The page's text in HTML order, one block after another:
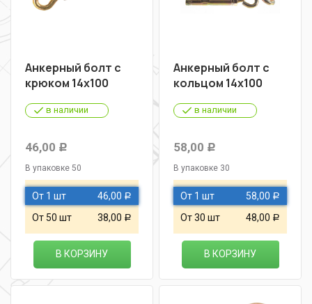
Анкерный болт с
крюком 14х100
в наличии
46,00 Р
В упаковке 50
От 1 шт 46,00 Р
От 50 шт 38,00 Р
В КОРЗИНУ
Анкерный болт с
кольцом 14х100
в наличии
58,00 Р
В упаковке 30
От 1 шт 58,00 Р
От 30 шт 48,00 Р
В КОРЗИНУ